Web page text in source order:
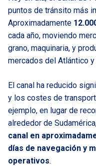
puntos de tránsito más
Aproximadamente
cada año, moviendo
grano, maquinaria, y
mercados del Atlántico
El canal ha reducido
y los costes de
ejemplo, en lugar de
alrededor de
canal en
días de navegación y
operativos.